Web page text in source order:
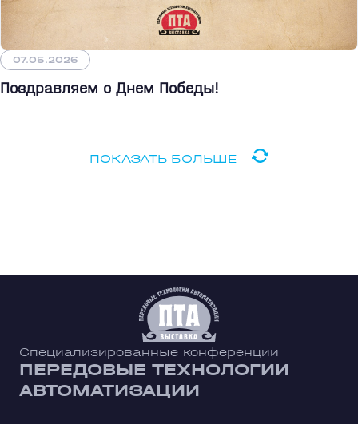
07.05.2026
Поздравляем с Днем Победы!
ПОКАЗАТЬ БОЛЬШЕ
Специализированные конференции
ПЕРЕДОВЫЕ ТЕХНОЛОГИИ
АВТОМАТИЗАЦИИ